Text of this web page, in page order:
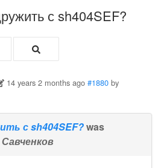
с sh404SEF?
14 years 2 months ago #1880 by
с sh404SEF?was